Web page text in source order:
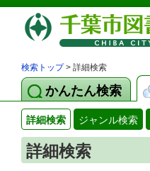
検索トップ> 詳細検索
かんたん検索
詳細検索 ジャンル検索
詳細検索